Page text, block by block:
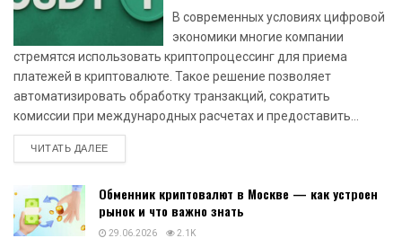
В современных условиях цифровой
экономики многие компании
стремятся использовать криптопроцессинг для приема
платежей в криптовалюте. Такое решение позволяет
автоматизировать обработку транзакций, сократить
комиссии при международных расчетах и предоставить...
ЧИТАТЬ ДАЛЕЕDETAILS
Обменник криптовалют в Москве — как устроен
рынок и что важно знать
29.06.2026 2.1K